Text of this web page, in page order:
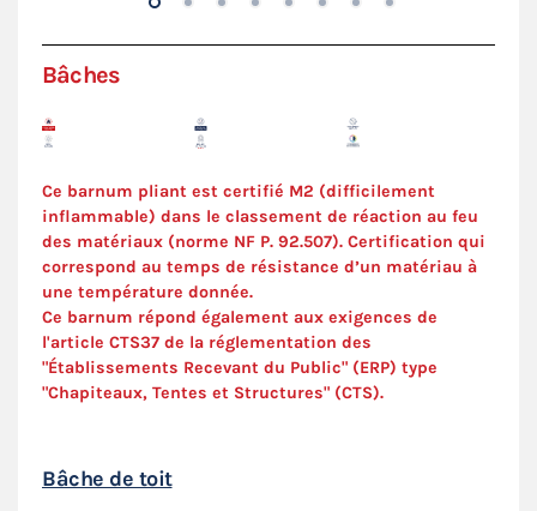
Bâches
Ce barnum pliant est certifié M2 (difficilement
inflammable) dans le classement de réaction au feu
des matériaux (norme NF P. 92.507). Certification qui
correspond au temps de résistance d’un matériau à
une température donnée.
Ce barnum répond également aux exigences de
l'article CTS37 de la réglementation des
"Établissements Recevant du Public" (ERP) type
"Chapiteaux, Tentes et Structures" (CTS).
Bâche de toit